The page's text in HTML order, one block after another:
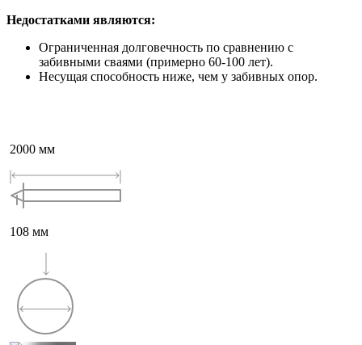
Недостатками являются:
Ограниченная долговечность по сравнению с
забивными сваями (примерно 60-100 лет).
Несущая способность ниже, чем у забивных опор.
2000 мм
108 мм